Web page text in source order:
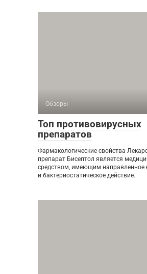
Обзоры
Топ противовирусных
препаратов
Фармакологические свойства
препарат Бисептол является
средством, имеющим направленное
и бактериостатическое действие.